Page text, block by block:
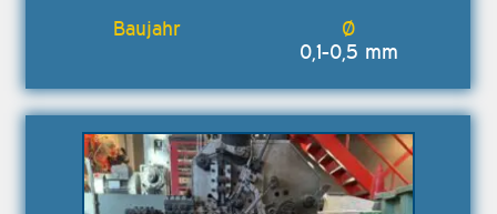
0,1-0,5 mm